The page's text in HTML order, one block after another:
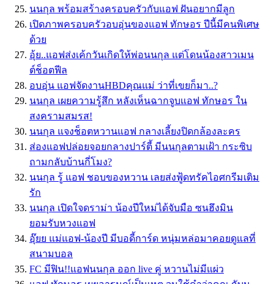
นนกุล พร้อมสร้างครอบครัวกับแอฟ ฝันอยากมีลูก
เปิดภาพครอบครัวอบอุ่นของแอฟ ทักษอร ปีนี้มีคนพิเศษ
ด้วย
อุ้ย..แอฟส่งเค้กวันเกิดให้พ่อนนกุล แต่โดนน้องสาวเมน
ต์ช็อตฟีล
อบอุ่น แอฟจัดงานHBDคุณแม่ ว่าที่เขยก็มา..?
นนกุล เผยความรู้สึก หลังเห็นฉากจูบแอฟ ทักษอร ใน
สงครามสมรส!
นนกุล แจงช็อตหวานแอฟ กลางเลี้ยงปิดกล้องละคร
ส่องแอฟปล่อยจอยกลางปาร์ตี้ มีนนกุลตามเฝ้า กระซิบ
ถามกลับบ้านกี่โมง?
นนกุล รู้ แอฟ ชอบของหวาน เลยส่งฟู้ดทรัคไอศกรีมเติม
รัก
นนกุล เปิดใจดราม่า น้องปีใหม่ได้จับมือ ซนฮึงมิน
ยอมรับหวงแอฟ
อุ๊ยย แม่แอฟ-น้องปี มีบอดี้การ์ด หนุ่มหล่อมาคอยดูแลที่
สนามบอล
FC มีฟิน!!แอฟนนกุล ออก live คู่ หวานไม่มีแผ่ว